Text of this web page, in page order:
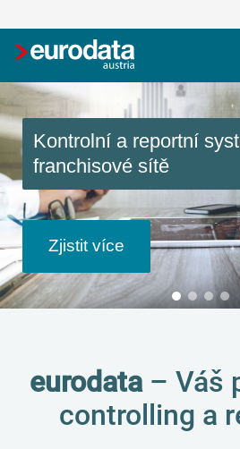
Kontrolní a reportní
franchisové sítě
Zjistit více
eurodata– Váš
controlling a